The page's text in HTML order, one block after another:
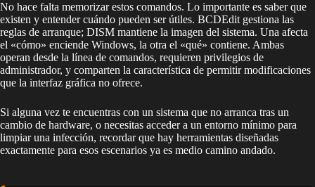
No hace falta memorizar estos comandos. Lo importante es saber que
existen y entender cuándo pueden ser útiles. BCDEdit gestiona las
reglas de arranque; DISM mantiene la imagen del sistema. Una afecta
el «cómo» enciende Windows, la otra el «qué» contiene. Ambas
operan desde la línea de comandos, requieren privilegios de
administrador, y comparten la característica de permitir modificaciones
que la interfaz gráfica no ofrece.
Si alguna vez te encuentras con un sistema que no arranca tras un
cambio de hardware, o necesitas acceder a un entorno mínimo para
limpiar una infección, recordar que hay herramientas diseñadas
exactamente para esos escenarios ya es medio camino andado.